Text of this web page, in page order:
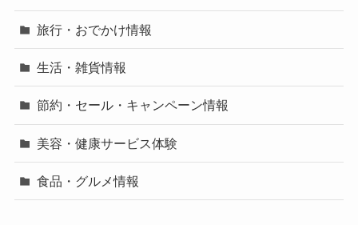
旅行・おでかけ情報
生活・雑貨情報
節約・セール・キャンペーン情報
美容・健康サービス体験
食品・グルメ情報